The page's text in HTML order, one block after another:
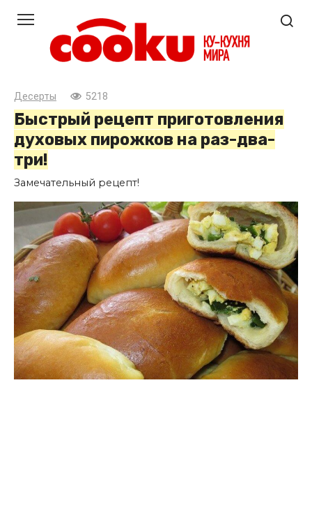
контенту
Десерты 5218
Быстрый рецепт приготовления
духовых пирожков на раз-два-
три!
Замечательный рецепт!